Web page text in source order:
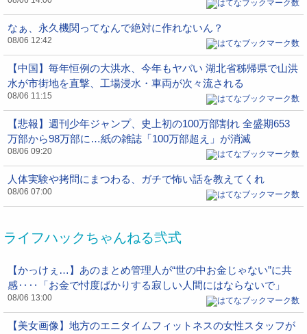
なぁ、永久機関ってなんで絶対に作れないん？
08/06 12:42
【中国】毎年恒例の大洪水、今年もヤバい 湖北省秭帰県で山洪
水が市街地を直撃、工場浸水・車両が次々流される
08/06 11:15
【悲報】週刊少年ジャンプ、史上初の100万部割れ 全盛期653
万部から98万部に…紙の雑誌「100万部超え」が消滅
08/06 09:20
人体実験や拷問にまつわる、ガチで怖い話を教えてくれ
08/06 07:00
ライフハックちゃんねる弐式
【かっけぇ…】あのまとめ管理人が“世の中お金じゃない”に共
感‥‥「お金で忖度ばかりする寂しい人間にはならないで」
08/06 13:00
【美女画像】地方のエニタイムフィットネスの女性スタッフが